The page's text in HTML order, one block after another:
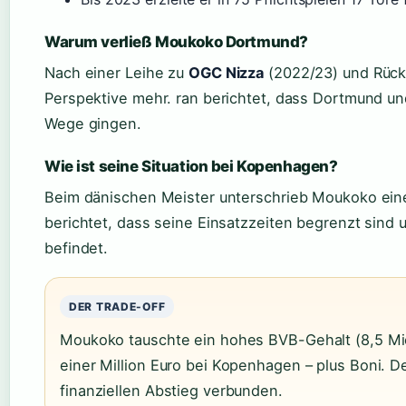
Warum verließ Moukoko Dortmund?
Nach einer Leihe zu OGC Nizza (2022/23) und
Perspektive mehr. ran berichtet, dass Dortmund
Wege gingen.
Wie ist seine Situation bei Kopenhagen?
Beim dänischen Meister unterschrieb Moukoko
berichtet, dass seine Einsatzzeiten begrenzt sind
befindet.
DER TRADE-OFF
Moukoko tauschte ein hohes BVB-Gehalt (8,5
einer Million Euro bei Kopenhagen – plus Boni.
finanziellen Abstieg verbunden.